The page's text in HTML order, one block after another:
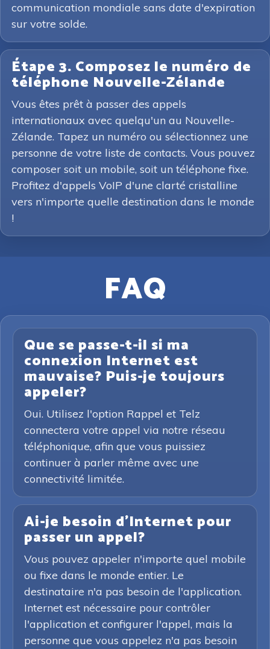
communication mondiale sans date d'expiration
sur votre solde.
Étape 3. Composez le numéro de
téléphone Nouvelle-Zélande
Vous êtes prêt à passer des appels
internationaux avec quelqu'un au Nouvelle-
Zélande. Tapez un numéro ou sélectionnez une
personne de votre liste de contacts. Vous pouvez
composer soit un mobile, soit un téléphone fixe.
Profitez d'appels VoIP d'une clarté cristalline
vers n'importe quelle destination dans le monde
!
FAQ
Que se passe-t-il si ma
connexion Internet est
mauvaise? Puis-je toujours
appeler?
Oui. Utilisez l'option Rappel et Telz
connectera votre appel via notre réseau
téléphonique, afin que vous puissiez
continuer à parler même avec une
connectivité limitée.
Ai-je besoin d'Internet pour
passer un appel?
Vous pouvez appeler n'importe quel mobile
ou fixe dans le monde entier. Le
destinataire n'a pas besoin de l'application.
Internet est nécessaire pour contrôler
l'application et configurer l'appel, mais la
personne que vous appelez n'a pas besoin